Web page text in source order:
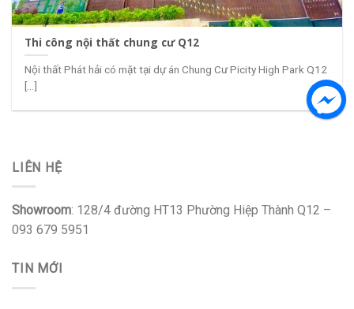
Thi công nội thất chung cư Q12
Nội thất Phát hải có mặt tại dự án Chung Cư Picity High Park Q12
[...]
LIÊN HỆ
Showroom: 128/4 đường HT13 Phường Hiệp Thành Q12 –
093 679 5951
TIN MỚI